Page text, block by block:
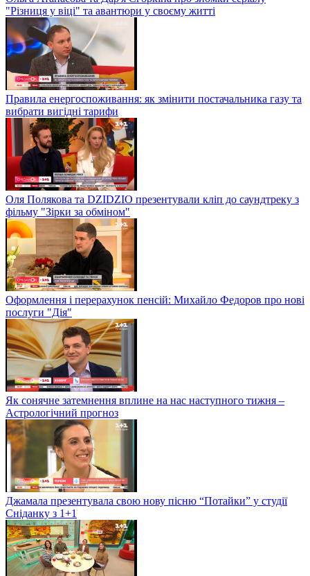
"Різниця у віці" та авантюри у своєму житті
Правила енергоспоживання: як змінити постачальника газу та
вибрати вигідні тарифи
Оля Полякова та DZIDZIO презентували кліп до саундтреку з
фільму "Зірки за обміном"
Оформлення і перерахунок пенсій: Михайло Федоров про нові
послуги "Дія"
Як сонячне затемнення вплине на нас наступного тижня –
Астрологічний прогноз
Джамала презентувала свою нову пісню “Потайки” у студії
Сніданку з 1+1